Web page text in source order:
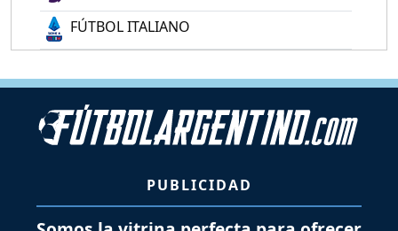
FÚTBOL ITALIANO
PUBLICIDAD